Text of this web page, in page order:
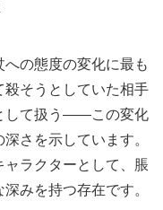
の態度の変化に最も
そうとしていた相手
して扱う——この変化
さを示しています。
ラクターとして、脹
みを持つ存在です。